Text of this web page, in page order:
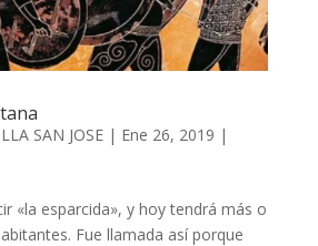
SAN JOSE| Ene 26, 2019 |
«la esparcida», y hoy tendrá más o
Fue llamada así porque